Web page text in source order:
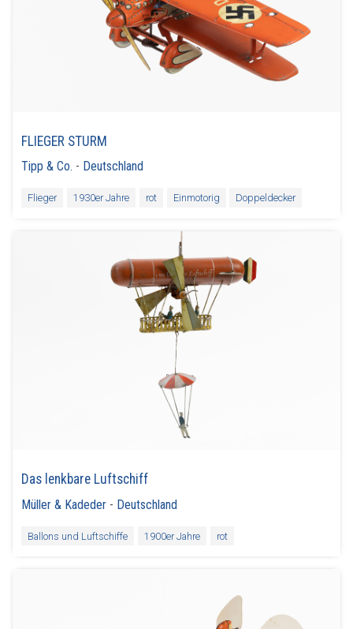
FLIEGER STURM
Tipp & Co. - Deutschland
Flieger 1930er Jahre rot Einmotorig Doppeldecker
Das lenkbare Luftschiff
Müller & Kadeder - Deutschland
Ballons und Luftschiffe 1900er Jahre rot